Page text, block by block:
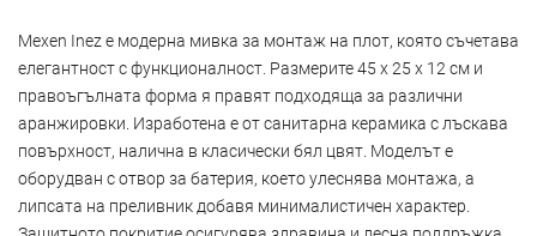
Mexen Inez е модерна мивка за монтаж на плот, която съчетава
елегантност с функционалност. Размерите 45 x 25 x 12 см и
правоъгълната форма я правят подходяща за различни
аранжировки. Изработена е от санитарна керамика с лъскава
повърхност, налична в класически бял цвят. Моделът е
оборудван с отвор за батерия, което улеснява монтажа, а
липсата на преливник добавя минималистичен характер.